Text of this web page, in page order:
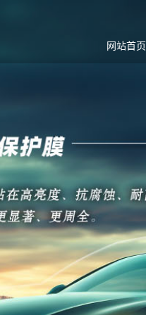
网站首页